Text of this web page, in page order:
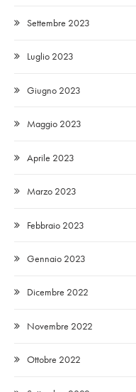
Settembre 2023
Luglio 2023
Giugno 2023
Maggio 2023
Aprile 2023
Marzo 2023
Febbraio 2023
Gennaio 2023
Dicembre 2022
Novembre 2022
Ottobre 2022